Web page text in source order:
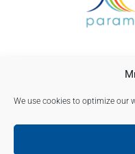
We use cookies to optimize our